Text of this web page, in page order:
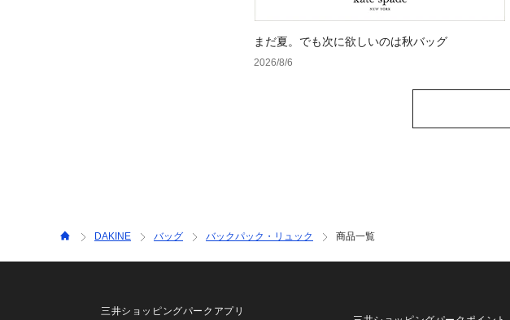
まだ夏。でも次に欲しいのは秋バッグ
2026/8/6
DAKINE バッグ バックパック・リュック 商品一覧
三井ショッピングパークアプリ